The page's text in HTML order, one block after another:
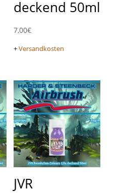
deckend 50ml
7,00€
+Versandkosten
JVR